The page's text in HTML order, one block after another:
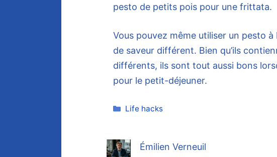
pesto de petits pois pour une frittata.
Vous pouvez même utiliser un pesto
de saveur différent. Bien qu’ils
différents, ils sont tout aussi bons
pour le petit-déjeuner.
Catégories
Life hacks
Émilien Verneuil